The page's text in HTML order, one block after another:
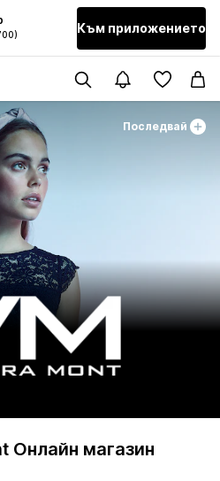
Към приложението
Последвай
Онлайн магазин